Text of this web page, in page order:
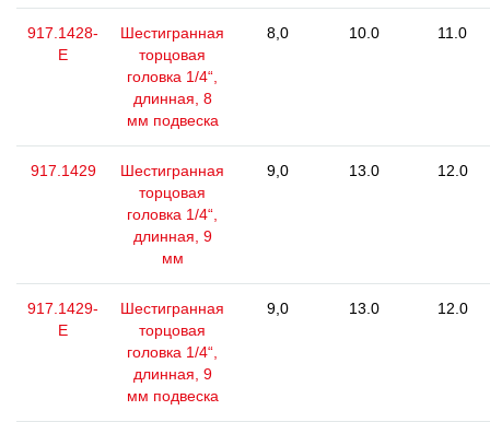
917.1428-
E
Шестигранная
торцовая
головка 1/4“,
длинная, 8
мм подвеска
8,0 10.0 11.0
917.1429
Шестигранная
торцовая
головка 1/4“,
длинная, 9
мм
9,0 13.0 12.0
917.1429-
E
Шестигранная
торцовая
головка 1/4“,
длинная, 9
мм подвеска
9,0 13.0 12.0